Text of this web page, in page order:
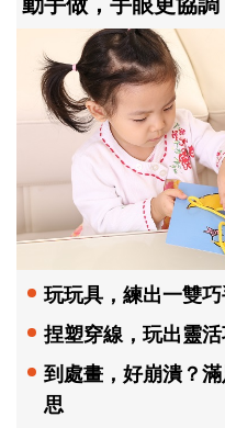
玩玩具，練出一雙
捏塑穿線，玩出靈
到處畫，好崩潰？
思